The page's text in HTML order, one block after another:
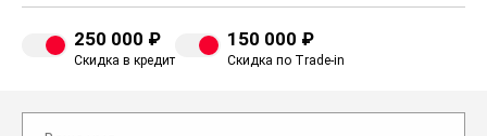
250 000 ₽
Скидка в кредит
150 000 ₽
Скидка по Trade-in